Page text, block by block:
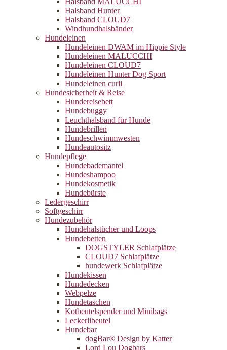
Halsband Hunter
Halsband CLOUD7
Windhundhalsbänder
Hundeleinen
Hundeleinen DWAM im Hippie Style
Hundeleinen MALUCCHI
Hundeleinen CLOUD7
Hundeleinen Hunter Dog Sport
Hundeleinen curli
Hundesicherheit & Reise
Hundereisebett
Hundebuggy
Leuchthalsband für Hunde
Hundebrillen
Hundeschwimmwesten
Hundeautositz
Hundepflege
Hundebademantel
Hundeshampoo
Hundekosmetik
Hundebürste
Ledergeschirr
Softgeschirr
Hundezubehör
Hundehalstücher und Loops
Hundebetten
DOGSTYLER Schlafplätze
CLOUD7 Schlafplätze
hundewerk Schlafplätze
Hundekissen
Hundedecken
Webpelze
Hundetaschen
Kotbeutelspender und Minibags
Leckerlibeutel
Hundebar
dogBar® Design by Katter
Lord Lou Dogbars